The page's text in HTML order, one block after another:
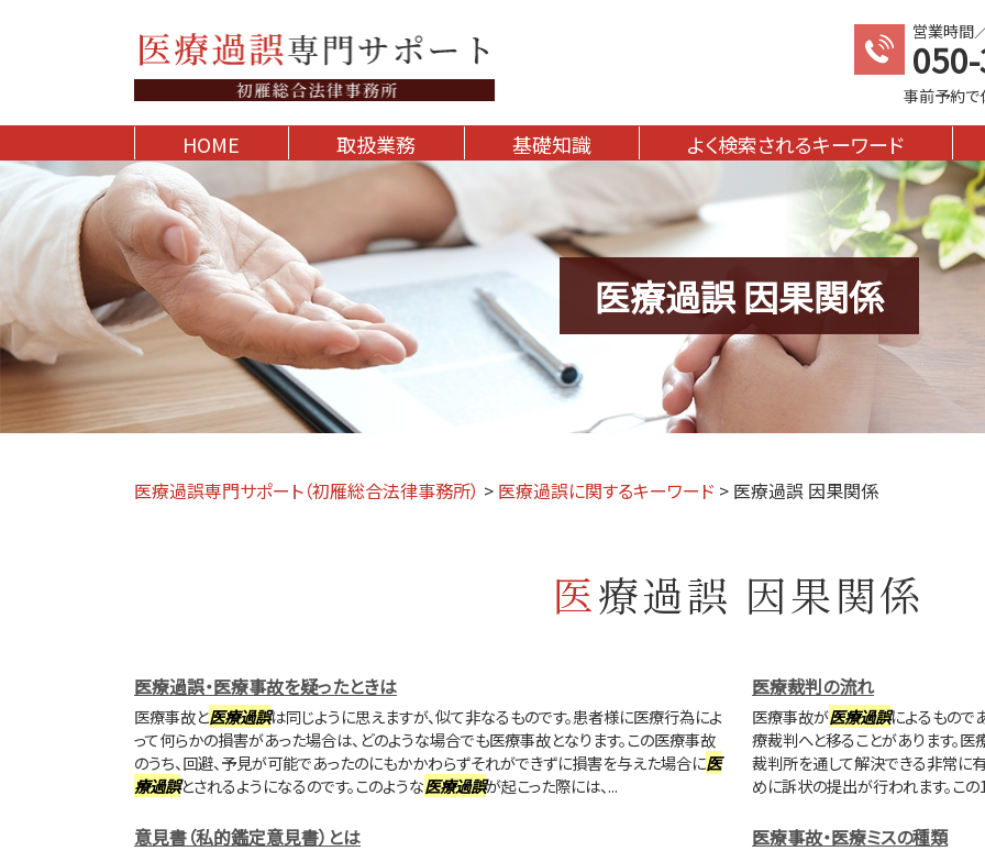
医療過誤 因果関係
営業時間
事前予約で
HOME 取扱業務 基礎知識 よく検索されるキーワード
医療過誤専門サポート（初雁総合法律事務所） > 医療過誤に関するキーワード > 医療過誤 因果関係
医療過誤 因果関係
医療過誤・医療事故を疑ったときは
医療事故と医療過誤は同じように思えますが、似て非なるものです。患者様に医療行為によ
って何らかの損害があった場合は、どのような場合でも医療事故となります。この医療事故
のうち、回避、予見が可能であったのにもかかわらずそれができずに損害を与えた場合に医
療過誤とされるようになるのです。このような医療過誤が起こった際には、...
医療裁判の流れ
医療事故が医療過誤によるもので
療裁判へと移ることがあります。医
裁判所を通して解決できる非常に
めに訴状の提出が行われます。こ
意見書（私的鑑定意見書）とは 医療事故・医療ミスの種類